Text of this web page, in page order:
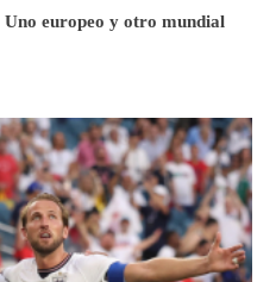
Uno europeo y otro mundial